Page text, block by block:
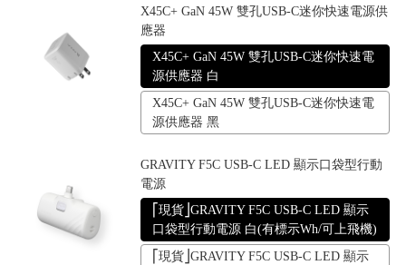
X45C+ GaN 45W 雙孔USB-C迷你快速電源供
應器
X45C+ GaN 45W 雙孔USB-C迷你快速電
源供應器 白
X45C+ GaN 45W 雙孔USB-C迷你快速電
源供應器 黑
GRAVITY F5C USB-C LED 顯示口袋型行動
電源
⎡現貨⎦GRAVITY F5C USB-C LED 顯示
口袋型行動電源 白(有標示Wh/可上飛機)
⎡現貨⎦GRAVITY F5C USB-C LED 顯示